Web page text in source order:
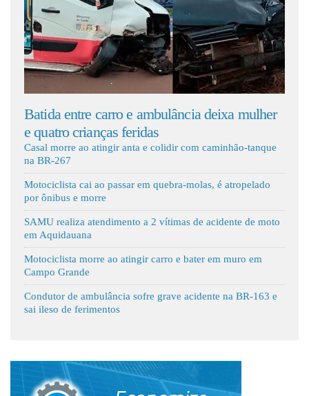
Fale Conosco
carro e ambulância deixa mulher
feridas
Motorista desvia
Casal morre ao atingir anta e colidir com caminhão-tanque
na BR-267
Motociclista cai ao passar em quebra-molas, é atropelado
por ônibus e morre
SAMU realiza atendimento a 2 vítimas de acidente de moto
em Aquidauana
Motociclista morre ao atingir carro e bater em muro em
Campo Grande
Condutor de ambulância sofre grave acidente na BR-163 e
sai ileso de ferimentos